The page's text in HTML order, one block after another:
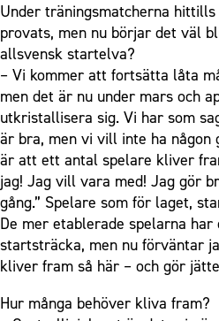
Under träningsmatcherna
provats, men nu börjar det väl
allsvensk startelva?
– Vi kommer att fortsätta låta
men det är nu under mars och
utkristallisera sig. Vi har som
är bra, men vi vill inte ha någon
är att ett antal spelare kliver
jag! Jag vill vara med! Jag gör
gång.” Spelare som för laget,
De mer etablerade spelarna har
startsträcka, men nu förväntar
kliver fram så här – och gör
Hur många behöver kliva fram?